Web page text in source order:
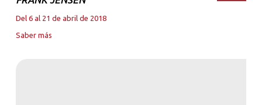
Del 6 al 21 de abril de 2018
Saber más